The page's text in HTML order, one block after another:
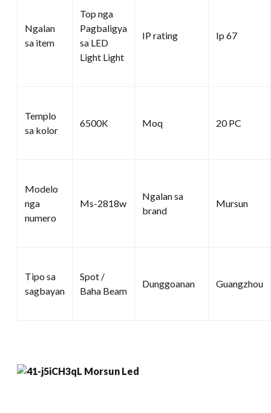
Ngalan
sa item
Top nga
Pagbaligya
sa LED
Light Light
IP rating Ip 67
Templo
sa kolor
6500K Moq 20 PC
Modelo
nga
numero
Ms-2818w
Ngalan sa
brand
Mursun
Tipo sa
sagbayan
Spot /
Baha Beam
Dunggoanan Guangzhou